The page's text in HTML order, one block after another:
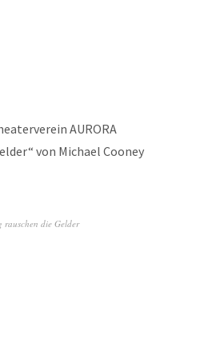
AURORA
von Michael Cooney
rauschen die Gelder